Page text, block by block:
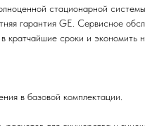
стационарной
гарантия GE. Сервисное
сроки и экономить
в базовой комплектации.